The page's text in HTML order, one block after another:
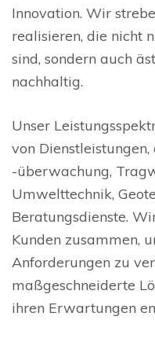
Innovation. Wir
realisieren, die nicht
sind, sondern auch
nachhaltig.
Unser
von
-überwachung,
Umwelttechnik,
Beratungsdienste.
Kunden zusammen,
Anforderungen zu
maßgeschneiderte
ihren Erwartungen